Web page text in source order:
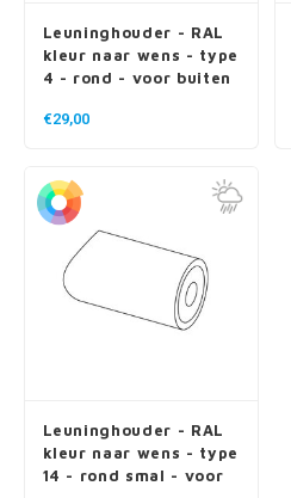
Leuninghouder - RAL
kleur naar wens - type
4 - rond - voor buiten
€29,00
Leuninghouder - RAL
kleur naar wens - type
14 - rond smal - voor